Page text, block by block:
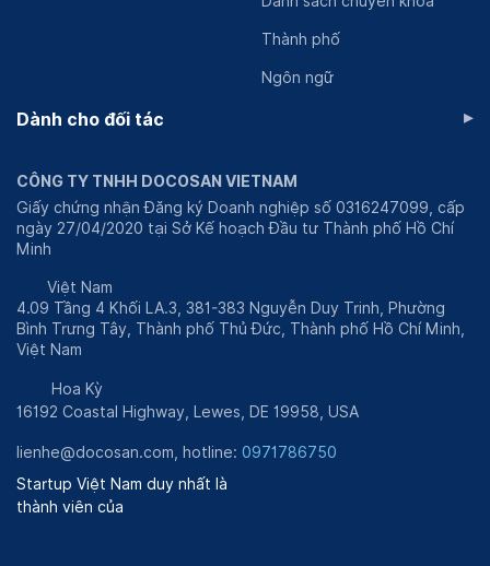
Thành phố
Ngôn ngữ
Dành cho đối tác ▸
CÔNG TY TNHH DOCOSAN VIETNAM
Giấy chứng nhận Đăng ký Doanh nghiệp số 0316247099, cấp
ngày 27/04/2020 tại Sở Kế hoạch Đầu tư Thành phố Hồ Chí
Minh
Việt Nam
4.09 Tầng 4 Khối LA.3, 381-383 Nguyễn Duy Trinh, Phường
Bình Trưng Tây, Thành phố Thủ Đức, Thành phố Hồ Chí Minh,
Việt Nam
Hoa Kỳ
16192 Coastal Highway, Lewes, DE 19958, USA
lienhe@docosan.com, hotline: 0971786750
Startup Việt Nam duy nhất là
thành viên của